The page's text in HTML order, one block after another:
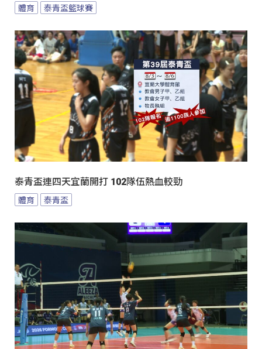
體育 泰青盃籃球賽
泰青盃連四天宜蘭開打 102隊伍熱血較勁
體育 泰青盃